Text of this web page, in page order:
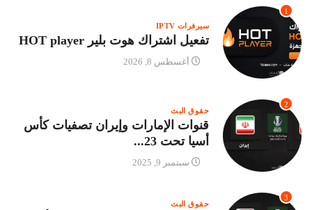
1
سيرفرات IPTV
تفعيل اشتراك هوت بلير HOT player
أغسطس 8, 2026
2
حقوق البث
قنوات الإمارات وإيران تصفيات كأس
أسيا تحت 23...
سبتمبر 9, 2025
3
حقوق البث